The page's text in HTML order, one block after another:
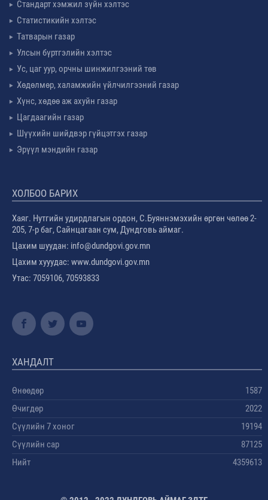
Стандарт хэмжил зүйн хэлтэс
Статистикийн хэлтэс
Татварын газар
Улсын бүртгэлийн хэлтэс
Ус, цаг уур, орчны шинжилгээний төв
Хөдөлмөр, халамжийн үйлчилгээний газар
Хүнс, хөдөө аж ахуйн газар
Цагдаагийн газар
Шүүхийн шийдвэр гүйцэтгэх газар
Эрүүл мэндийн газар
ХОЛБОО БАРИХ
Хаяг. Нутгийн удирдлагын ордон, С.Буяннэмэхийн өргөн чөлөө 2-
205, 7-р баг, Сайнцагаан сум, Дундговь аймаг.
Цахим шуудан: info@dundgovi.gov.mn
Цахим хууудас: www.dundgovi.gov.mn
Утас: 7059106, 70593833
ХАНДАЛТ
Өнөөдөр
1587
Өчигдөр
2022
Сүүлийн 7 хоног
19194
Сүүлийн сар
87125
Нийт
4359613